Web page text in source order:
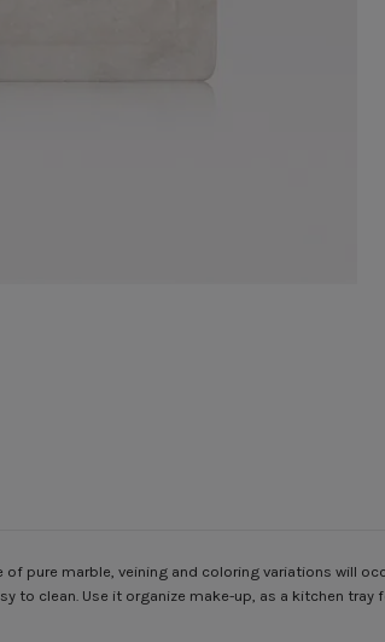
pure marble, veining and coloring variations will
to clean. Use it organize make-up, as a kitchen